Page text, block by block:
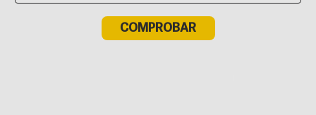
COMPROBAR